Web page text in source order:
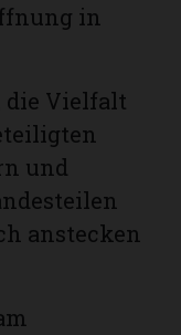
in
die Vielfalt
und
anstecken